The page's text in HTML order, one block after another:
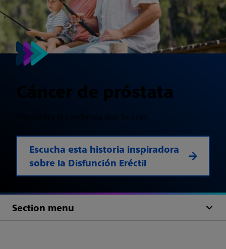
Cáncer de próstata
Encuentra la confianza que buscas.
Escucha esta historia inspiradora
sobre la Disfunción Eréctil
Section menu